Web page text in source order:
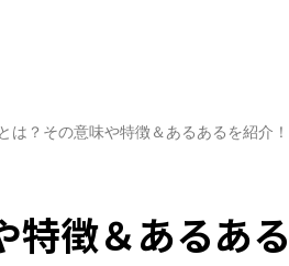
は？その意味や特徴＆あるあるを紹介！
徴＆あるある